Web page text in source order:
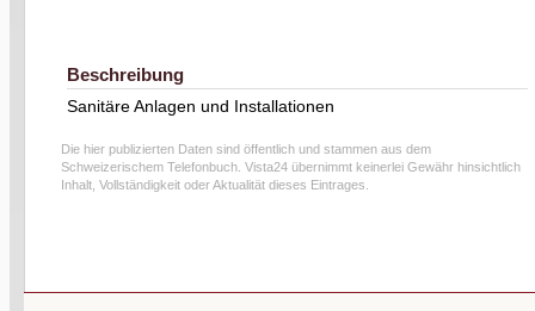
Beschreibung
Sanitäre Anlagen und Installationen
Die hier publizierten Daten sind öffentlich und stammen aus dem
Schweizerischem Telefonbuch. Vista24 übernimmt keinerlei Gewähr hinsichtlich
Inhalt, Vollständigkeit oder Aktualität dieses Eintrages.